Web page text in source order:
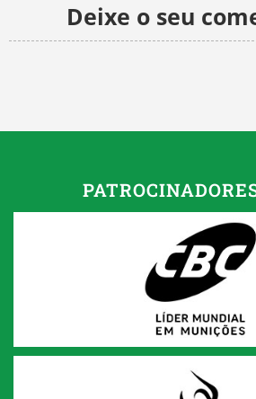
Deixe o seu